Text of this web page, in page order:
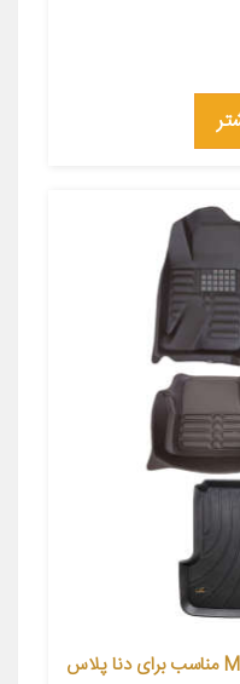
کفپوش پنج بعدی خودرو مدل MHA مناسب برای دنا پلاس